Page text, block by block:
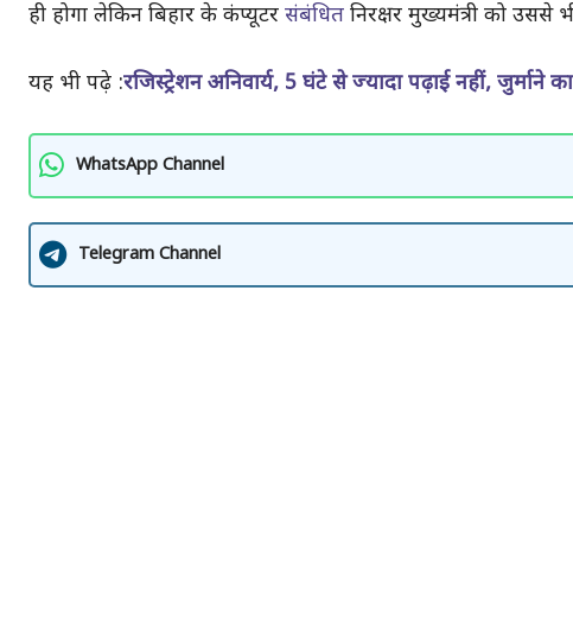
ही होगा लेकिन बिहार के कंप्यूटर संबंधित निरक्षर मुख्यमंत्री को उससे
यह भी पढ़े :रजिस्ट्रेशन अनिवार्य, 5 घंटे से ज्यादा पढ़ाई नहीं, जुर्माने
WhatsApp Channel
Telegram Channel